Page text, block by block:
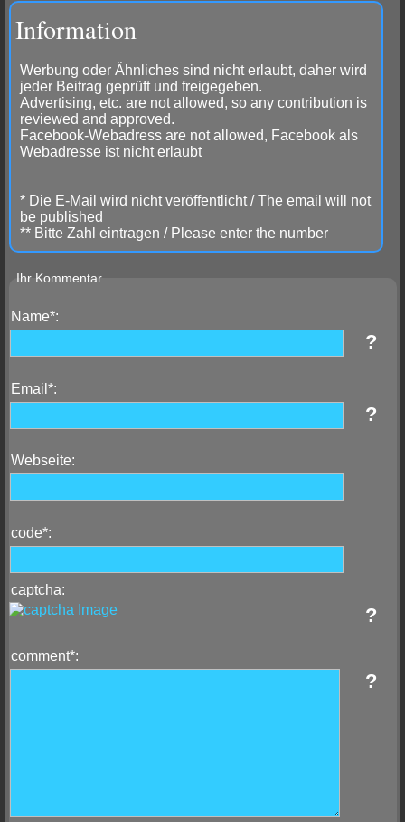
Information
Werbung oder Ähnliches sind nicht erlaubt, daher wird
jeder Beitrag geprüft und freigegeben.
Advertising, etc. are not allowed, so any contribution is
reviewed and approved.
Facebook-Webadress are not allowed, Facebook als
Webadresse ist nicht erlaubt
* Die E-Mail wird nicht veröffentlicht / The email will not
be published
** Bitte Zahl eintragen / Please enter the number
Ihr Kommentar
Name*:
?
Email*:
?
Webseite:
code*:
captcha:
?
comment*:
?